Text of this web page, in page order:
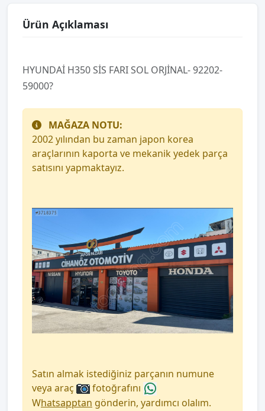
Ürün Açıklaması
HYUNDAİ H350 SİS FARI SOL ORJİNAL- 92202-
59000?
MAĞAZA NOTU:
2002 yılından bu zaman japon korea
araçlarının kaporta ve mekanik yedek parça
satısını yapmaktayız.
Satın almak istediğiniz parçanın numune
veya araç
fotoğrafını
Whatsapptan gönderin, yardımcı olalım.